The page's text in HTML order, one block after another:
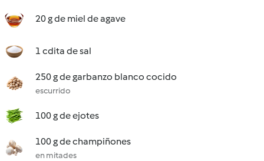
20 g de miel de agave
1 cdita de sal
250 g de garbanzo blanco cocido
escurrido
100 g de ejotes
100 g de champiñones
en mitades